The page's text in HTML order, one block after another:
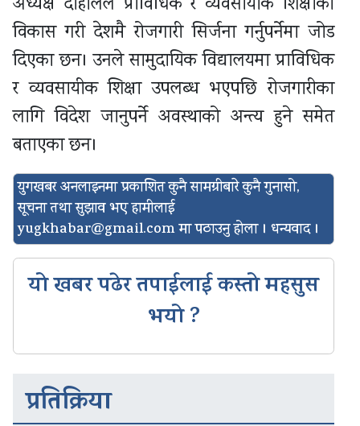
विकास गरी देशमै रोजगारी सिर्जना गर्नुपर्नेमा जोड
दिएका छन। उनले सामुदायिक विद्यालयमा प्राविधिक
र व्यवसायीक शिक्षा उपलब्ध भएपछि रोजगारीका
लागि विदेश जानुपर्ने अवस्थाको अन्त्य हुने समेत
बताएका छन।
युगखबर अनलाइनमा प्रकाशित कुनै सामग्रीबारे कुनै गुनासो,
सूचना तथा सुझाव भए हामीलाई
yugkhabar@gmail.comमा पठाउनु होला । धन्यवाद ।
यो खबर पढेर तपाईलाई कस्तो महसुस
भयो ?
प्रतिक्रिया